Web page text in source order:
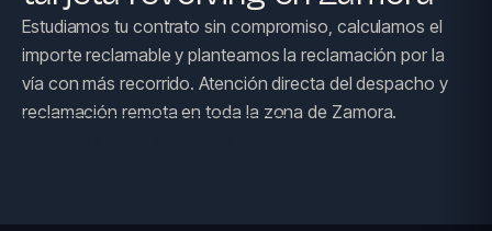
Estudiamos tu contrato sin compromiso, calculamos el
importe reclamable y planteamos la reclamación por la
vía con más recorrido. Atención directa del despacho y
reclamación remota en toda la zona de Zamora.